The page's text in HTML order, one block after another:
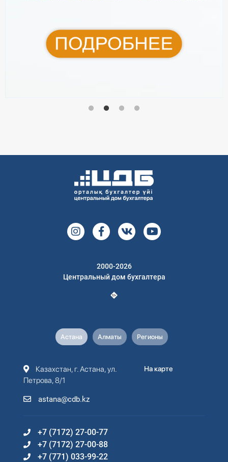
2000-2026
Центральный дом бухгалтера
Астана Алматы Регионы
Казахстан, г. Астана, ул.
Петрова, 8/1
astana@cdb.kz
На карте
+7 (7172) 27-00-77
+7 (7172) 27-00-88
+7 (771) 033-99-22